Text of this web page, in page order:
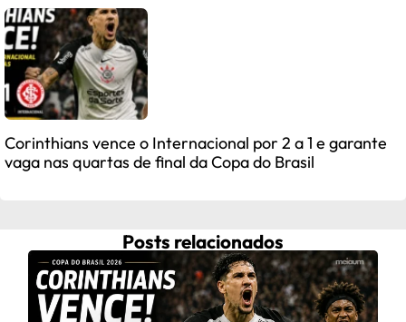
Corinthians vence o Internacional por 2 a 1 e garante
vaga nas quartas de final da Copa do Brasil
Posts relacionados